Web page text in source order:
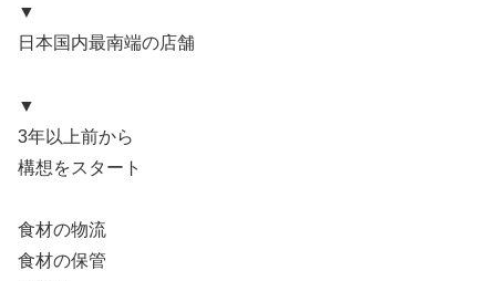
▼
日本国内最南端の店舗
▼
3年以上前から
構想をスタート
食材の物流
食材の保管